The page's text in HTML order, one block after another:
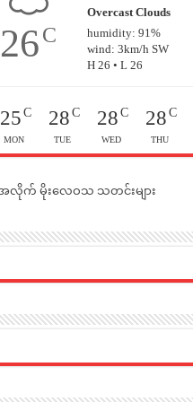
26C
Overcast Clouds
humidity: 91%
wind: 3km/h SW
H 26 • L 26
25 C
MON
28 C
TUE
28 C
WED
28 C
THU
လိုက် မိုးလေဝသ သတင်းများ